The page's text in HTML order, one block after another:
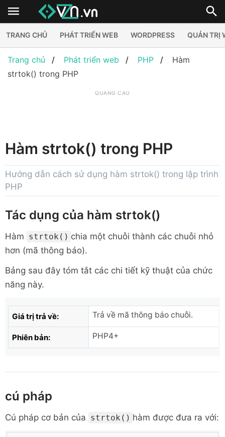
TRANG CHỦ PHÁT TRIỂN WEB WORDPRESS QUẢN TRỊ
Trang chủ Phát triển web PHP
Hàm
strtok() trong PHP
QUẢNG CÁO
Hàm strtok() trong PHP
Hướng dẫn cách sử dụng hàm strtok() trong lập trình
PHP
Tác dụng của hàm strtok()
Hàm strtok() chia một chuỗi thành các chuỗi nhỏ
hơn (mã thông báo).
Bảng sau đây tóm tắt các chi tiết kỹ thuật của chức
năng này.
Giá trị trả về: Trả về mã thông báo chuỗi.
Phiên bản: PHP4+
cú pháp
Cú pháp cơ bản của strtok() hàm được đưa ra với: